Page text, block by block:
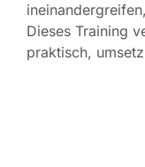
Dieses Training
praktisch,